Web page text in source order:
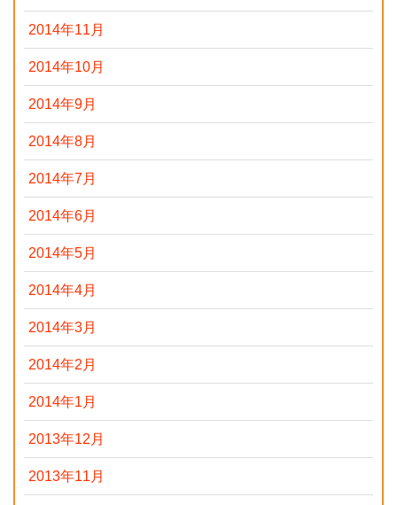
2014年11月
2014年10月
2014年9月
2014年8月
2014年7月
2014年6月
2014年5月
2014年4月
2014年3月
2014年2月
2014年1月
2013年12月
2013年11月